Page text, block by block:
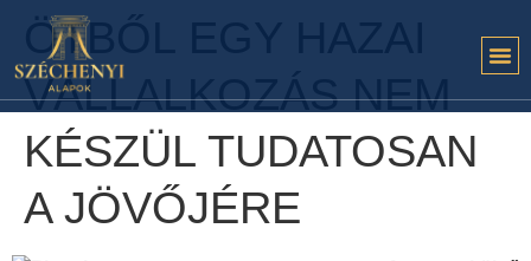
ÖTBŐL EGY HAZAI
VÁLLALKOZÁS NEM
KÉSZÜL TUDATOSAN
A JÖVŐJÉRE